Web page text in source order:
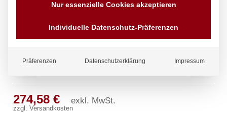
lexir Standbatterie 1/2″
274,58€ exkl. MwSt.
zzgl.Versandkosten
Nur essenzielle Cookies akzeptieren
Individuelle Datenschutz-Präferenzen
Präferenzen Datenschutzerklärung Impressum